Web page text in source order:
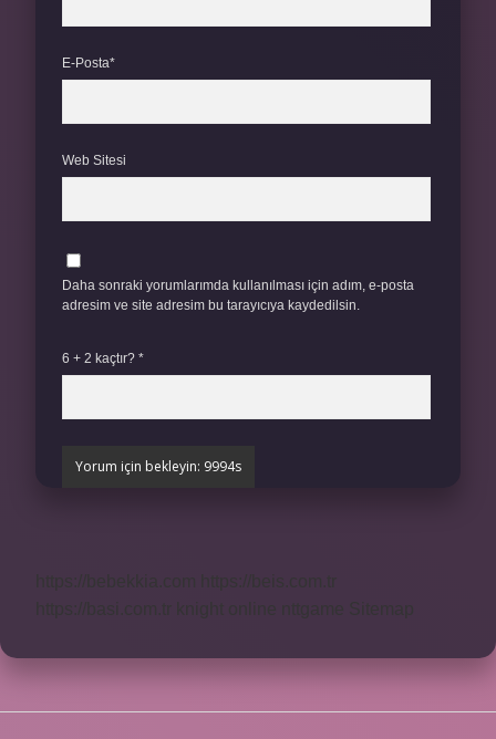
E-Posta*
Web Sitesi
Daha sonraki yorumlarımda kullanılması için adım, e-posta
adresim ve site adresim bu tarayıcıya kaydedilsin.
6 + 2 kaçtır? *